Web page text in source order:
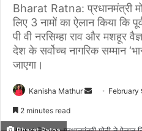
Bharat Ratna: प्रधानमंत्री
लिए 3 नामों का ऐलान किया कि
पी वी नरसिम्हा राव और मशहूर
देश के सर्वोच्च नागरिक सम्मान
जाएगा।
Kanisha Mathur
Send February
2 minutes read